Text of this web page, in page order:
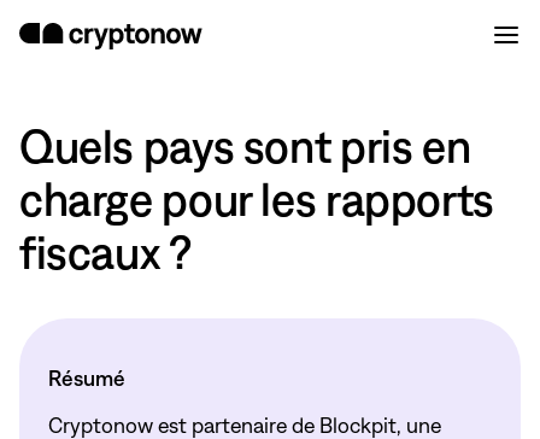
Quels pays sont pris en
charge pour les rapports
fiscaux ?
Résumé
Cryptonow est partenaire de Blockpit, une